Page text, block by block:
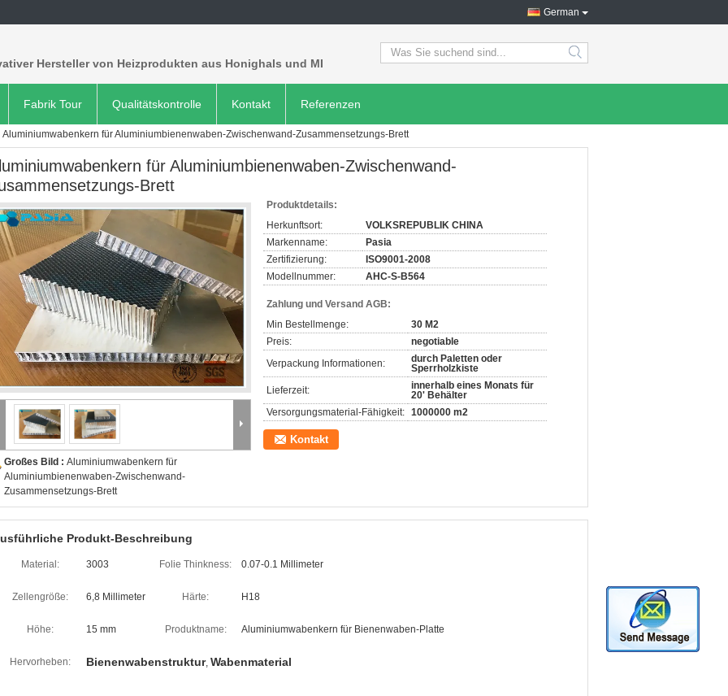
German
Hersteller von Heizprodukten aus Honighals und MI search
Fabrik Tour Qualitätskontrolle Kontakt Referenzen
Aluminiumwabenkern für Aluminiumbienenwaben-Zwischenwand-Zusammensetzungs-Brett
für Aluminiumbienenwaben-Zwischenwand-
Brett
Großes Bild : Aluminiumwabenkern für
Aluminiumbienenwaben-Zwischenwand-
Zusammensetzungs-Brett
Produktdetails:
Herkunftsort:
VOLKSREPUBLIK CHINA
Markenname:
Pasia
Zertifizierung:
ISO9001-2008
Modellnummer:
AHC-S-B564
Zahlung und Versand AGB:
Min Bestellmenge:
30 M2
Preis:
negotiable
Verpackung Informationen:
durch Paletten oder
Sperrholzkiste
Lieferzeit:
innerhalb eines Monats für
20' Behälter
Versorgungsmaterial-Fähigkeit: 1000000 m2
Kontakt
Produkt-Beschreibung
Material: 3003 Folie Thinkness: 0.07-0.1 Millimeter
Zellengröße: 6,8 Millimeter Härte: H18
Höhe: 15 mm Produktname: Aluminiumwabenkern für Bienenwaben-Platte
Hervorheben: Bienenwabenstruktur, Wabenmaterial